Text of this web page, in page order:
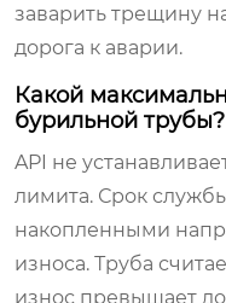
заварить трещину
дорога к аварии.
Какой
бурильной трубы?
API не
лимита. Срок
накопленными
износа. Труба
износ превышает